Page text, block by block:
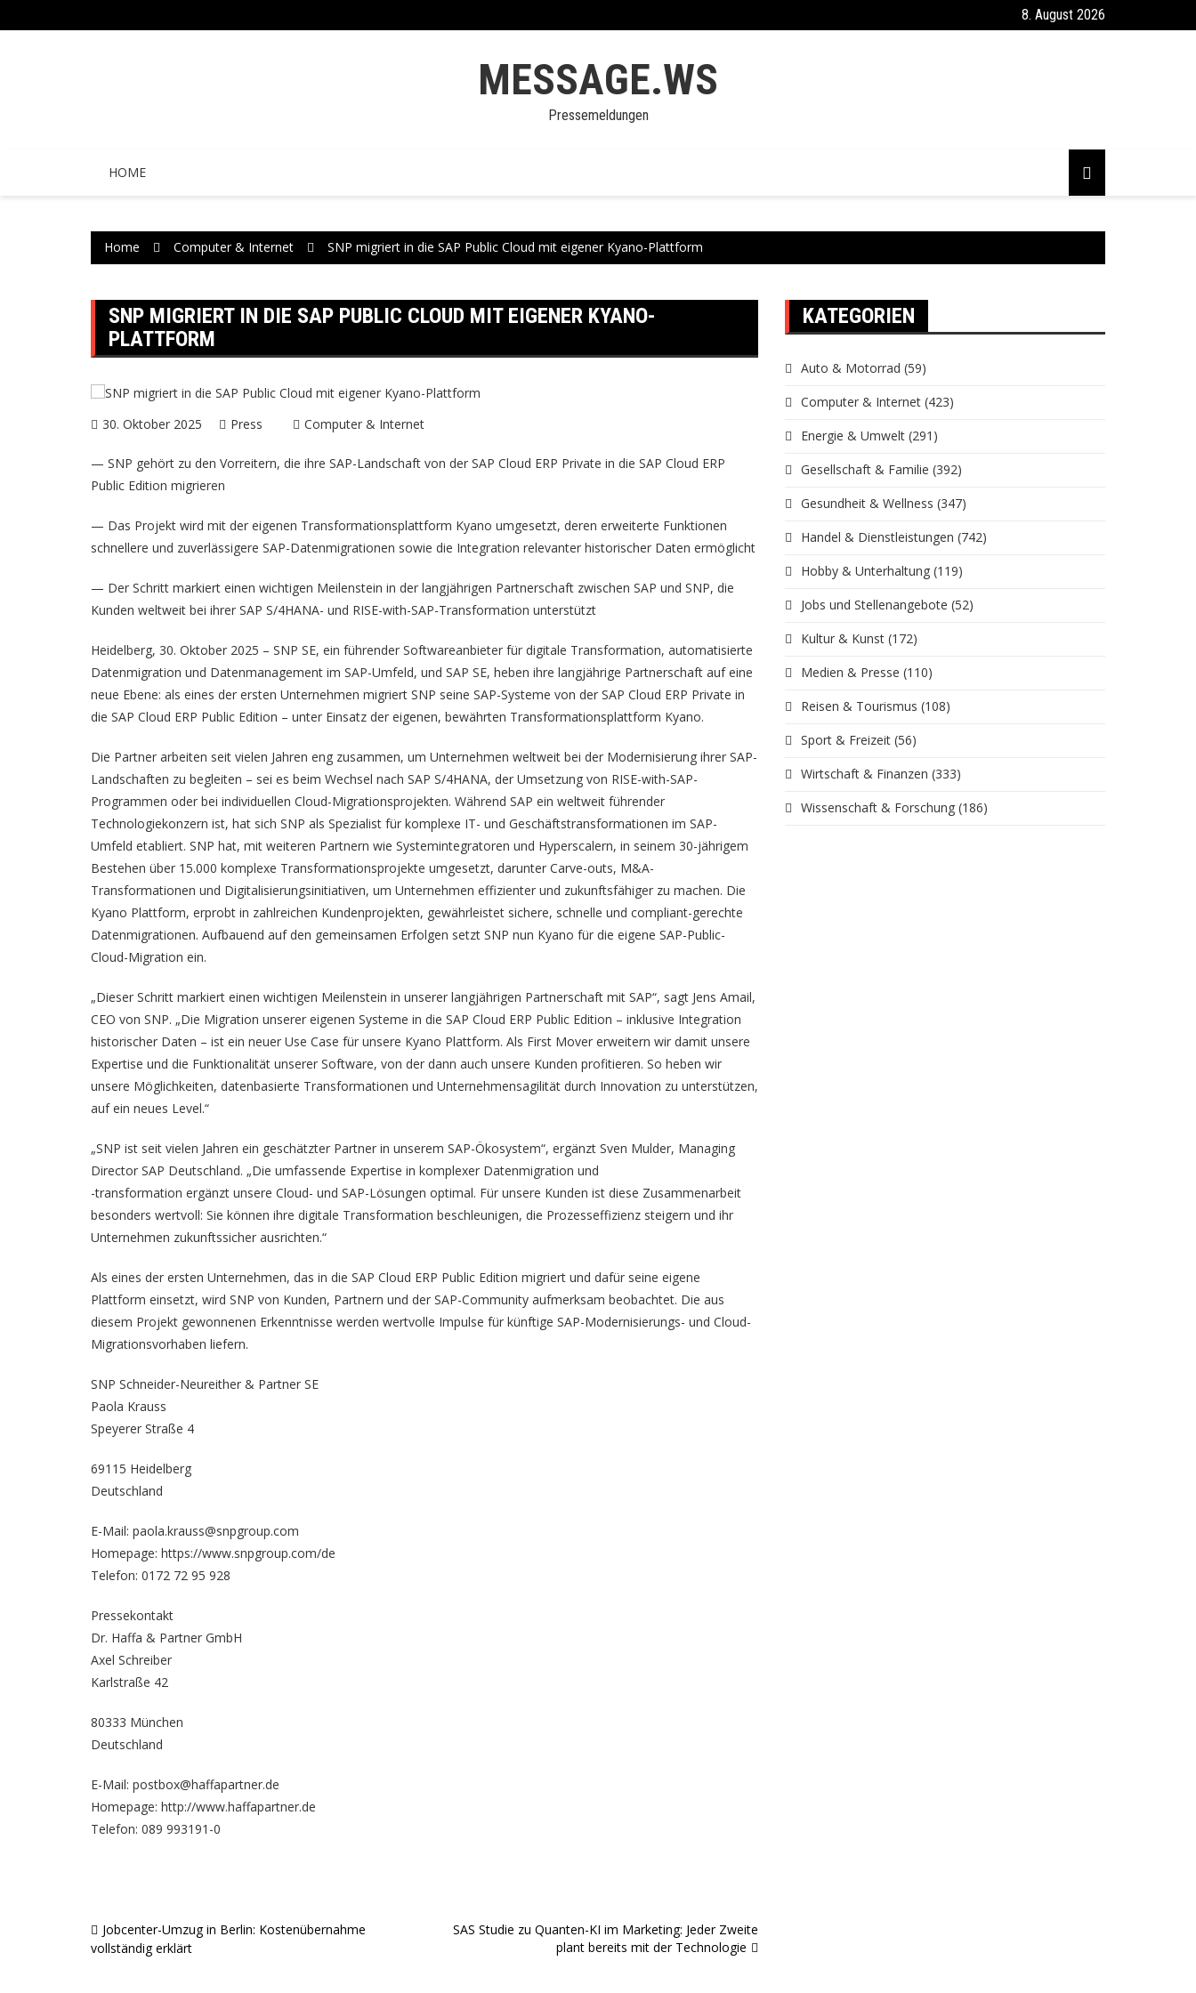
to
8. August 2026
MESSAGE.WS
Pressemeldungen
HOME
Home Computer & Internet SNP migriert in die SAP Public Cloud mit eigener Kyano-Plattform
SNP MIGRIERT IN DIE SAP PUBLIC CLOUD MIT EIGENER KYANO-
PLATTFORM
30. Oktober 2025 Press Computer & Internet
— SNP gehört zu den Vorreitern, die ihre SAP-Landschaft von der SAP Cloud ERP Private in die SAP Cloud ERP
Public Edition migrieren
— Das Projekt wird mit der eigenen Transformationsplattform Kyano umgesetzt, deren erweiterte Funktionen
schnellere und zuverlässigere SAP-Datenmigrationen sowie die Integration relevanter historischer Daten ermöglicht
— Der Schritt markiert einen wichtigen Meilenstein in der langjährigen Partnerschaft zwischen SAP und SNP, die
Kunden weltweit bei ihrer SAP S/4HANA- und RISE-with-SAP-Transformation unterstützt
Heidelberg, 30. Oktober 2025 – SNP SE, ein führender Softwareanbieter für digitale Transformation, automatisierte
Datenmigration und Datenmanagement im SAP-Umfeld, und SAP SE, heben ihre langjährige Partnerschaft auf eine
neue Ebene: als eines der ersten Unternehmen migriert SNP seine SAP-Systeme von der SAP Cloud ERP Private in
die SAP Cloud ERP Public Edition – unter Einsatz der eigenen, bewährten Transformationsplattform Kyano.
Die Partner arbeiten seit vielen Jahren eng zusammen, um Unternehmen weltweit bei der Modernisierung ihrer SAP-
Landschaften zu begleiten – sei es beim Wechsel nach SAP S/4HANA, der Umsetzung von RISE-with-SAP-
Programmen oder bei individuellen Cloud-Migrationsprojekten. Während SAP ein weltweit führender
Technologiekonzern ist, hat sich SNP als Spezialist für komplexe IT- und Geschäftstransformationen im SAP-
Umfeld etabliert. SNP hat, mit weiteren Partnern wie Systemintegratoren und Hyperscalern, in seinem 30-jährigem
Bestehen über 15.000 komplexe Transformationsprojekte umgesetzt, darunter Carve-outs, M&A-
Transformationen und Digitalisierungsinitiativen, um Unternehmen effizienter und zukunftsfähiger zu machen. Die
Kyano Plattform, erprobt in zahlreichen Kundenprojekten, gewährleistet sichere, schnelle und compliant-gerechte
Datenmigrationen. Aufbauend auf den gemeinsamen Erfolgen setzt SNP nun Kyano für die eigene SAP-Public-
Cloud-Migration ein.
„Dieser Schritt markiert einen wichtigen Meilenstein in unserer langjährigen Partnerschaft mit SAP“, sagt Jens Amail,
CEO von SNP. „Die Migration unserer eigenen Systeme in die SAP Cloud ERP Public Edition – inklusive Integration
historischer Daten – ist ein neuer Use Case für unsere Kyano Plattform. Als First Mover erweitern wir damit unsere
Expertise und die Funktionalität unserer Software, von der dann auch unsere Kunden profitieren. So heben wir
unsere Möglichkeiten, datenbasierte Transformationen und Unternehmensagilität durch Innovation zu unterstützen,
auf ein neues Level.“
„SNP ist seit vielen Jahren ein geschätzter Partner in unserem SAP-Ökosystem“, ergänzt Sven Mulder, Managing
Director SAP Deutschland. „Die umfassende Expertise in komplexer Datenmigration und
-transformation ergänzt unsere Cloud- und SAP-Lösungen optimal. Für unsere Kunden ist diese Zusammenarbeit
besonders wertvoll: Sie können ihre digitale Transformation beschleunigen, die Prozesseffizienz steigern und ihr
Unternehmen zukunftssicher ausrichten.“
Als eines der ersten Unternehmen, das in die SAP Cloud ERP Public Edition migriert und dafür seine eigene
Plattform einsetzt, wird SNP von Kunden, Partnern und der SAP-Community aufmerksam beobachtet. Die aus
diesem Projekt gewonnenen Erkenntnisse werden wertvolle Impulse für künftige SAP-Modernisierungs- und Cloud-
Migrationsvorhaben liefern.
SNP Schneider-Neureither & Partner SE
Paola Krauss
Speyerer Straße 4
69115 Heidelberg
Deutschland
E-Mail: paola.krauss@snpgroup.com
Homepage: https://www.snpgroup.com/de
Telefon: 0172 72 95 928
Pressekontakt
Dr. Haffa & Partner GmbH
Axel Schreiber
Karlstraße 42
80333 München
Deutschland
E-Mail: postbox@haffapartner.de
Homepage: http://www.haffapartner.de
Telefon: 089 993191-0
Beitragsnavigation
Jobcenter-Umzug in Berlin: Kostenübernahme
vollständig erklärt
SAS Studie zu Quanten-KI im Marketing: Jeder Zweite
plant bereits mit der Technologie
KATEGORIEN
Auto & Motorrad (59)
Computer & Internet (423)
Energie & Umwelt (291)
Gesellschaft & Familie (392)
Gesundheit & Wellness (347)
Handel & Dienstleistungen (742)
Hobby & Unterhaltung (119)
Jobs und Stellenangebote (52)
Kultur & Kunst (172)
Medien & Presse (110)
Reisen & Tourismus (108)
Sport & Freizeit (56)
Wirtschaft & Finanzen (333)
Wissenschaft & Forschung (186)